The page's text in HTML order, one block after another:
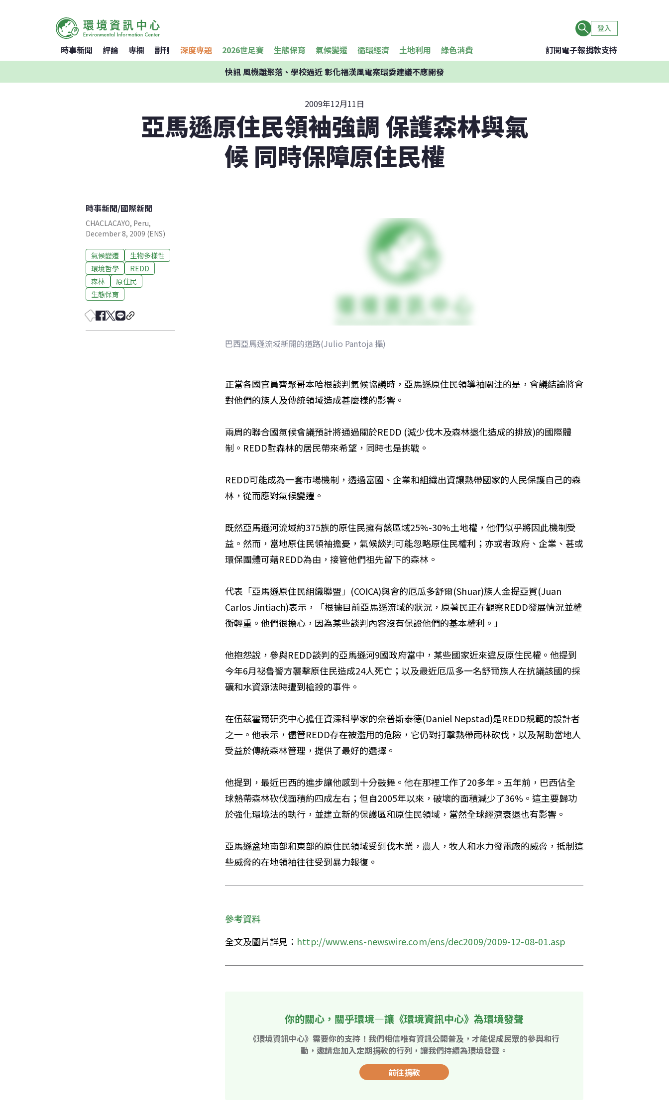
登入
時事新聞 評論 專欄 副刊 深度專題 2026世足賽 生態保育 氣候變遷 循環經濟 土地利用 綠色消費 訂閱電子報捐款支持
快訊風機離聚落、學校過近 彰化福漢風電案環委建議不應開發
2009年12月11日
亞馬遜原住民領袖強調 保護森林與氣
候 同時保障原住民權
時事新聞/國際新聞
CHACLACAYO, Peru,
December 8, 2009 (ENS)
氣候變遷
生物多樣性
環境哲學
REDD
森林
原住民
生態保育
巴西亞馬遜流域新開的道路(Julio Pantoja 攝)
正當各國官員齊聚哥本哈根談判氣候協議時，亞馬遜原住民領導袖關注的是，會議結論將會
對他們的族人及傳統領域造成甚麼樣的影響。
兩周的聯合國氣候會議預計將通過關於REDD (減少伐木及森林退化造成的排放)的國際體
制。REDD對森林的居民帶來希望，同時也是挑戰。
REDD可能成為一套市場機制，透過富國、企業和組織出資讓熱帶國家的人民保護自己的森
林，從而應對氣候變遷。
既然亞馬遜河流域約375族的原住民擁有該區域25%-30%土地權，他們似乎將因此機制受
益。然而，當地原住民領袖擔憂，氣候談判可能忽略原住民權利；亦或者政府、企業、甚或
環保團體可藉REDD為由，接管他們祖先留下的森林。
代表「亞馬遜原住民組織聯盟」(COICA)與會的厄瓜多舒爾(Shuar)族人金提亞賀(Juan
Carlos Jintiach)表示，「根據目前亞馬遜流域的狀況，原著民正在觀察REDD發展情況並權
衡輕重。他們很擔心，因為某些談判內容沒有保證他們的基本權利。」
他抱怨說，參與REDD談判的亞馬遜河9國政府當中，某些國家近來違反原住民權。他提到
今年6月祕魯警方襲擊原住民造成24人死亡；以及最近厄瓜多一名舒爾族人在抗議該國的採
礦和水資源法時遭到槍殺的事件。
在伍茲霍爾研究中心擔任資深科學家的奈普斯泰德(Daniel Nepstad)是REDD規範的設計者
之一。他表示，儘管REDD存在被濫用的危險，它仍對打擊熱帶雨林砍伐，以及幫助當地人
受益於傳統森林管理，提供了最好的選擇。
他提到，最近巴西的進步讓他感到十分鼓舞。他在那裡工作了20多年。五年前，巴西佔全
球熱帶森林砍伐面積約四成左右；但自2005年以來，破壞的面積減少了36%。這主要歸功
於強化環境法的執行，並建立新的保護區和原住民領域，當然全球經濟衰退也有影響。
亞馬遜盆地南部和東部的原住民領域受到伐木業，農人，牧人和水力發電廠的威脅，抵制這
些威脅的在地領袖往往受到暴力報復。
參考資料
全文及圖片詳見： http://www.ens-newswire.com/ens/dec2009/2009-12-08-01.asp
你的關心，關乎環境—讓《環境資訊中心》為環境發聲
《環境資訊中心》需要你的支持！我們相信唯有資訊公開普及，才能促成民眾的參與和行
動，邀請您加入定期捐款的行列，讓我們持續為環境發聲。
前往捐款